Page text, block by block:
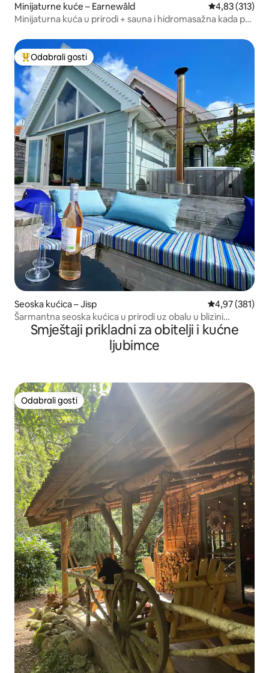
Minijaturne kuće – Earnewâld Prosječna
4,83 (313)
Minijaturna kuća u prirodi + sauna i hidromasažna kada po
Među najviše rangiranima s oznakom „Odabrali gosti”
Odabrali gosti
Seoska kućica – Jisp Prosječna
4,97 (381)
Šarmantna seoska kućica u prirodi uz obalu u blizini
Amsterdama
Smještaji prikladni za obitelji i kućne
ljubimce
Odabrali gosti
Odabrali gosti